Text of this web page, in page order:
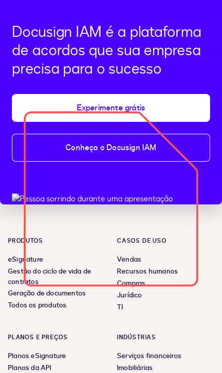
Docusign IAM é a plataforma
de acordos que sua empresa
precisa para o sucesso
Experimente grátis
Conheça o Docusign IAM
PRODUTOS
eSignature
Gestão do ciclo de vida de
contratos
Geração de documentos
Todos os produtos
CASOS DE USO
Vendas
Recursos humanos
Compras
Jurídico
TI
PLANOS E PREÇOS
Planos eSignature
Planos da API
INDÚSTRIAS
Serviços financeiros
Imobiliárias